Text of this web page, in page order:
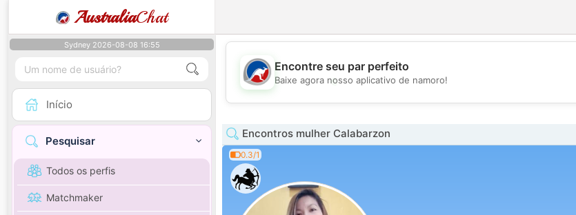
AustraliaChat
Sydney 2026-08-08 16:55
Início
Pesquisar
Todos os perfis
Matchmaker
💖
Encontre seu par perfeito
Baixe agora nosso aplicativo de namoro!
Encontros mulher Calabarzon
0.3/1